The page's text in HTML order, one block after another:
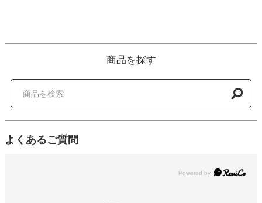
商品を探す
よくあるご質問
Powered by